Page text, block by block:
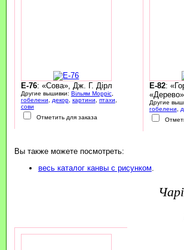
E-76: «Сова», Дж. Г. Дірл
Другие вышивки: Вільям Морріс,
гобелени
декор, картини птахи
сови
Отметить для заказа
E-82:
Другие
гобелени
Вы также можете посмотреть:
весь каталог канвы с рисунком